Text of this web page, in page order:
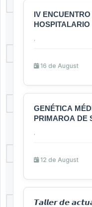
IV
HOSPITALARIO
.
16 de August
GENÉTICA
PRIMAROA DE
.
12 de August
𝙏𝙖𝙡𝙡𝙚𝙧 𝙙𝙚